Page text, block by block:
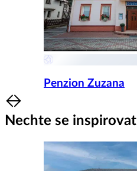
Penzion Zuzana
Item
1
of
Nechte se inspirovat